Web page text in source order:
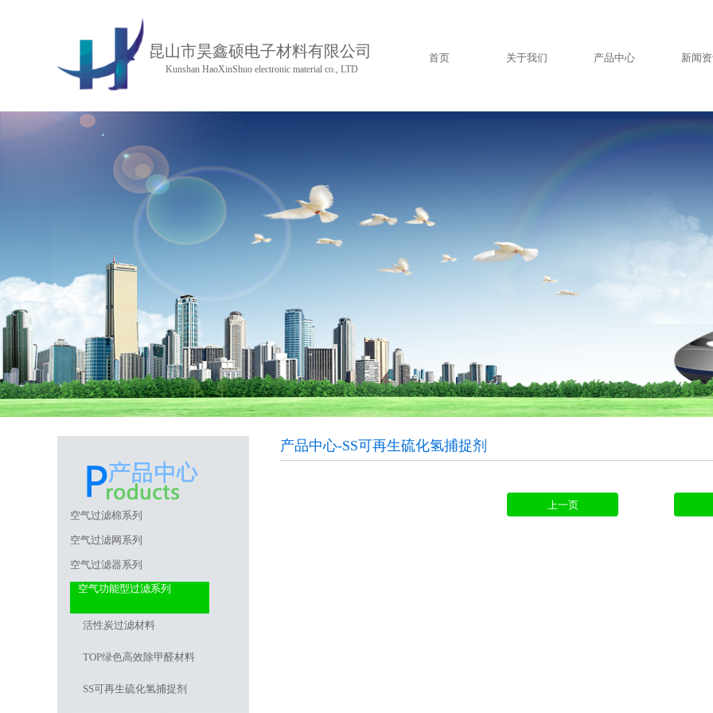
昆山市昊鑫硕电子材料有限公司
Kunshan HaoXinShuo electronic material co., LTD
首页 关于我们 产品中心 新闻
空气过滤棉系列
空气过滤网系列
空气过滤器系列
空气功能型过滤系列
活性炭过滤材料
TOP绿色高效除甲醛材料
SS可再生硫化氢捕捉剂
产品中心-SS可再生硫化氢捕捉剂
上一页